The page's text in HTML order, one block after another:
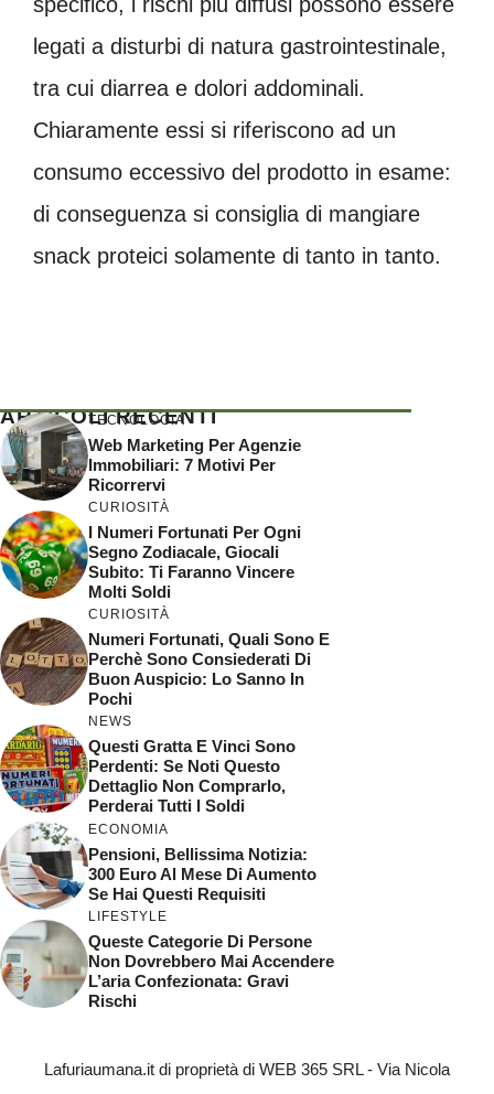
legati a disturbi di natura gastrointestinale,
tra cui diarrea e dolori addominali.
Chiaramente essi si riferiscono ad un
consumo eccessivo del prodotto in esame:
di conseguenza si consiglia di mangiare
snack proteici solamente di tanto in tanto.
ARTICOLI RECENTI
TECNOLOGIA
Web Marketing Per Agenzie
Immobiliari: 7 Motivi Per
Ricorrervi
CURIOSITÀ
I Numeri Fortunati Per Ogni
Segno Zodiacale, Giocali
Subito: Ti Faranno Vincere
Molti Soldi
CURIOSITÀ
Numeri Fortunati, Quali Sono E
Perchè Sono Consiederati Di
Buon Auspicio: Lo Sanno In
Pochi
NEWS
Questi Gratta E Vinci Sono
Perdenti: Se Noti Questo
Dettaglio Non Comprarlo,
Perderai Tutti I Soldi
ECONOMIA
Pensioni, Bellissima Notizia:
300 Euro Al Mese Di Aumento
Se Hai Questi Requisiti
LIFESTYLE
Queste Categorie Di Persone
Non Dovrebbero Mai Accendere
L’aria Confezionata: Gravi
Rischi
Lafuriaumana.it di proprietà di WEB 365 SRL - Via Nicola